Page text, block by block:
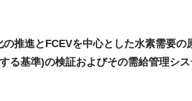
推進とFCEVを中心とした水素需要の
る基準)の検証およびその需給管理シ